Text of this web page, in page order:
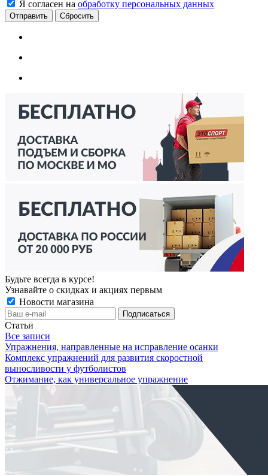
Я согласен на обработку персональных данных
Сбросить
Будьте всегда в курсе!
Узнавайте о скидках и акциях первым
Новости магазина
Статьи
Все записи
Упражнения, направленные на исправление осанки
Комплекс упражнений для развития скоростной
выносливости у футболистов
Отжимание, как универсальное упражнение